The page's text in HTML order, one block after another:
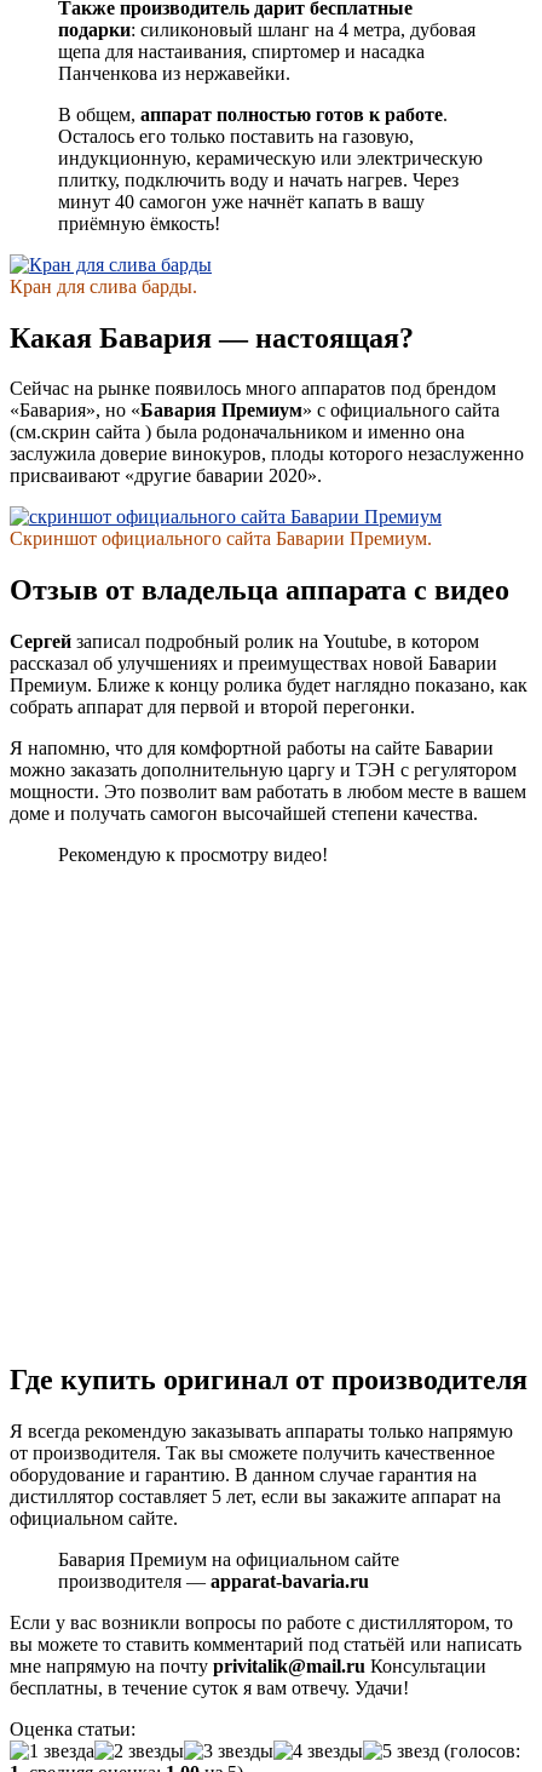
Также производитель дарит бесплатные
подарки: силиконовый шланг на 4 метра, дубовая
щепа для настаивания, спиртомер и насадка
Панченкова из нержавейки.
В общем, аппарат полностью готов к работе.
Осталось его только поставить на газовую,
индукционную, керамическую или электрическую
плитку, подключить воду и начать нагрев. Через
минут 40 самогон уже начнёт капать в вашу
приёмную ёмкость!
Кран для слива барды.
Какая Бавария — настоящая?
Сейчас на рынке появилось много аппаратов под брендом
«Бавария», но «Бавария Премиум» с официального сайта
(см.скрин сайта ) была родоначальником и именно она
заслужила доверие винокуров, плоды которого незаслуженно
присваивают «другие баварии 2020».
Скриншот официального сайта Баварии Премиум.
Отзыв от владельца аппарата с видео
Сергей записал подробный ролик на Youtube, в котором
рассказал об улучшениях и преимуществах новой Баварии
Премиум. Ближе к концу ролика будет наглядно показано, как
собрать аппарат для первой и второй перегонки.
Я напомню, что для комфортной работы на сайте Баварии
можно заказать дополнительную царгу и ТЭН с регулятором
мощности. Это позволит вам работать в любом месте в вашем
доме и получать самогон высочайшей степени качества.
Рекомендую к просмотру видео!
Где купить оригинал от производителя
Я всегда рекомендую заказывать аппараты только напрямую
от производителя. Так вы сможете получить качественное
оборудование и гарантию. В данном случае гарантия на
дистиллятор составляет 5 лет, если вы закажите аппарат на
официальном сайте.
Бавария Премиум на официальном сайте
производителя — apparat-bavaria.ru
Если у вас возникли вопросы по работе с дистиллятором, то
вы можете то ставить комментарий под статьёй или написать
мне напрямую на почту privitalik@mail.ru Консультации
бесплатны, в течение суток я вам отвечу. Удачи!
Оценка статьи:
(голосов: